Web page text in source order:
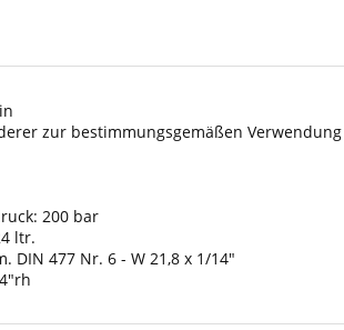
zur bestimmungsgemäßen Verwendung
200 bar
ltr.
DIN 477 Nr. 6 - W 21,8 x 1/14"